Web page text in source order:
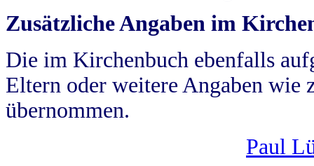
Zusätzliche Angaben im
Die im Kirchenbuch ebenfalls
Eltern oder weitere Angaben wie
übernommen.
Paul